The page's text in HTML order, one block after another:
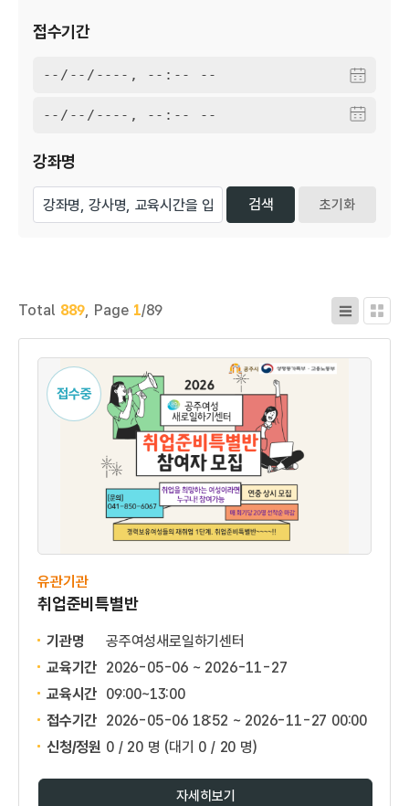
접수기간
강좌명
초기화
Total 889, Page 1/89
접수중
유관기관
취업준비특별반
기관명
공주여성새로일하기센터
교육기간 2026-05-06 ~ 2026-11-27
교육시간 09:00~13:00
접수기간 2026-05-06 18:52 ~ 2026-11-27 00:00
신청/정원 0 / 20 명 (대기 0 / 20 명)
자세히보기